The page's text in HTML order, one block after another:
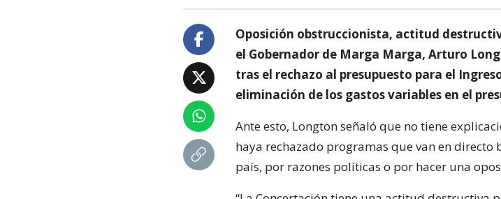
Oposición obstruccionista, actitud
el Gobernador de Marga Marga, Arturo
tras el rechazo al presupuesto para el
eliminación de los gastos variables en el
Ante esto, Longton señaló que no tiene
haya rechazado programas que van en directo
país, por razones políticas o por hacer una